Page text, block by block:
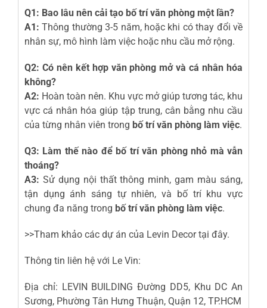
Q1: Bao lâu nên cải tạo bố trí văn phòng một lần?
A1: Thông thường 3-5 năm, hoặc khi có thay đổi về
nhân sự, mô hình làm việc hoặc nhu cầu mở rộng.
Q2: Có nên kết hợp văn phòng mở và cá nhân hóa
không?
A2: Hoàn toàn nên. Khu vực mở giúp tương tác, khu
vực cá nhân hóa giúp tập trung, cân bằng nhu cầu
của từng nhân viên trong bố trí văn phòng làm việc.
Q3: Làm thế nào để bố trí văn phòng nhỏ mà vẫn
thoáng?
A3: Sử dụng nội thất thông minh, gam màu sáng,
tận dụng ánh sáng tự nhiên, và bố trí khu vực
chung đa năng trong bố trí văn phòng làm việc.
>>Tham khảo các dự án của Levin Decortại đây.
Thông tin liên hệ với Le Vin:
Địa chỉ: LEVIN BUILDING Đường DD5, Khu DC An
Sương, Phường Tân Hưng Thuận, Quận 12, TP.HCM